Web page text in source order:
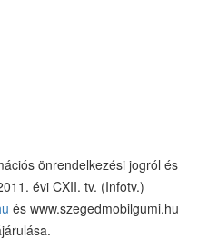
önrendelkezési jogról és
évi CXII. tv. (Infotv.)
és www.szegedmobilgumi.hu